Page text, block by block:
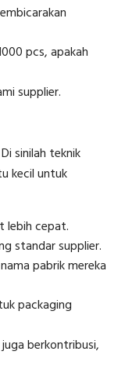
pcs, apakah
supplier.
sinilah teknik
kecil untuk
lebih cepat.
standar supplier.
pabrik mereka
packaging
berkontribusi,